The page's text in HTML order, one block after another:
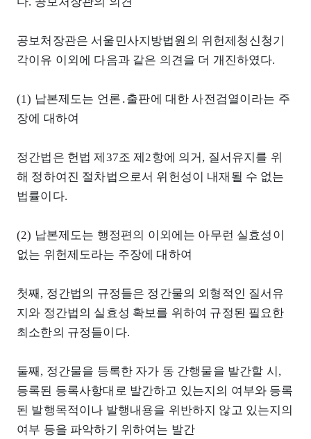
공보처장관은 서울민사지방법원의 위헌제청신청기
각이유 이외에 다음과 같은 의견을 더 개진하였다.
(1) 납본제도는 언론․출판에 대한 사전검열이라는 주
장에 대하여
정간법은 헌법 제37조 제2항에 의거, 질서유지를 위
해 정하여진 절차법으로서 위헌성이 내재될 수 없는
법률이다.
(2) 납본제도는 행정편의 이외에는 아무런 실효성이
없는 위헌제도라는 주장에 대하여
첫째, 정간법의 규정들은 정간물의 외형적인 질서유
지와 정간법의 실효성 확보를 위하여 규정된 필요한
최소한의 규정들이다.
둘째, 정간물을 등록한 자가 동 간행물을 발간할 시,
등록된 등록사항대로 발간하고 있는지의 여부와 등록
된 발행목적이나 발행내용을 위반하지 않고 있는지의
여부 등을 파악하기 위하여는 발간